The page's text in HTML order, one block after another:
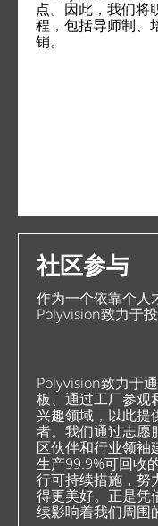
点。因此，我们将
程，包括导师制、
销。
社区参与
作为一个依靠个人
Polyvision致力于
Polyvision致力于
板、通过工厂参观
兴趣领域，以此提
者。我们通过志愿
区伙伴和行业领袖
生产99.9%可回收
行可持续措施，努
得更美好。正是凭
续影响着我们周围